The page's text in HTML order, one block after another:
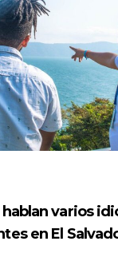
varios
en El